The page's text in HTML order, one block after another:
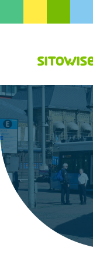
Bild